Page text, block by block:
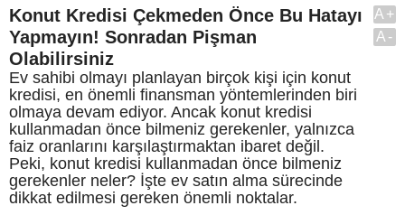
Konut Kredisi Çekmeden Önce Bu Hatayı
Yapmayın! Sonradan Pişman
Olabilirsiniz
Ev sahibi olmayı planlayan birçok kişi için konut
kredisi, en önemli finansman yöntemlerinden biri
olmaya devam ediyor. Ancak konut kredisi
kullanmadan önce bilmeniz gerekenler, yalnızca
faiz oranlarını karşılaştırmaktan ibaret değil.
Peki, konut kredisi kullanmadan önce bilmeniz
gerekenler neler? İşte ev satın alma sürecinde
dikkat edilmesi gereken önemli noktalar.
A+
A-